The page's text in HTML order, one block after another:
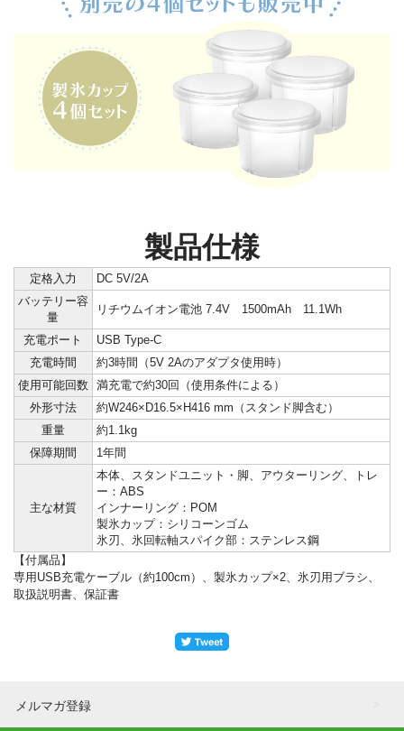
製品仕様
定格入力
DC 5V/2A
バッテリー容
量
リチウムイオン電池 7.4V 1500mAh 11.1Wh
充電ポート
USB Type-C
充電時間
約3時間（5V 2Aのアダプタ使用時）
使用可能回数
満充電で約30回（使用条件による）
外形寸法
約W246×D16.5×H416 mm（スタンド脚含む）
重量
約1.1kg
保障期間
1年間
主な材質
本体、スタンドユニット・脚、アウターリング、トレ
ー：ABS
インナーリング：POM
製氷カップ：シリコーンゴム
氷刃、氷回転軸スパイク部：ステンレス鋼
【付属品】
専用USB充電ケーブル（約100cm）、製氷カップ×2、氷刃用ブラシ、
取扱説明書、保証書
メルマガ登録